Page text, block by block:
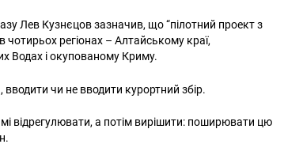
Лев Кузнєцов зазначив, що “пілотний проект з
чотирьох регіонах – Алтайському краї,
Водах і окупованому Криму.
вводити чи не вводити курортний збір.
відрегулювати, а потім вирішити: поширювати цю